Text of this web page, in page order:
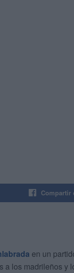
Compartir
en un
los madrileños y